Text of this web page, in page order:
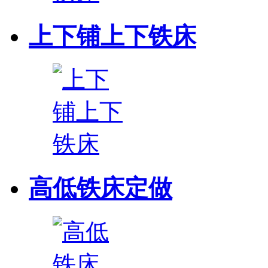
上下铺上下铁床
高低铁床定做